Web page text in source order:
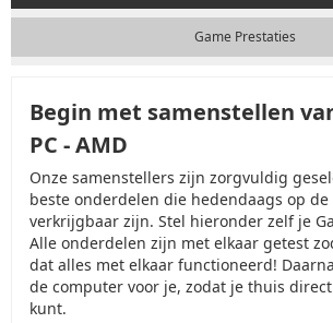
Game Prestaties
Begin met samenstellen
PC - AMD
Onze samenstellers zijn zorgvuldig
beste onderdelen die hedendaags op
verkrijgbaar zijn. Stel hieronder zelf je
Alle onderdelen zijn met elkaar getest
dat alles met elkaar functioneerd!
de computer voor je, zodat je thuis
kunt.